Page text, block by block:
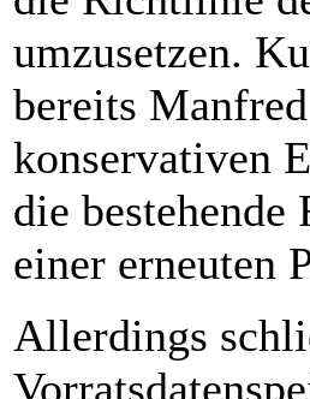
umzusetzen.
bereits
konservativen
die
einer erneuten
Allerdings